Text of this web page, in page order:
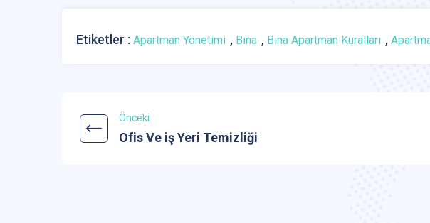
Etiketler : Apartman Yönetimi , Bina , Bina Apartman Kuralları ,
Önceki
Ofis Ve iş Yeri Temizliği